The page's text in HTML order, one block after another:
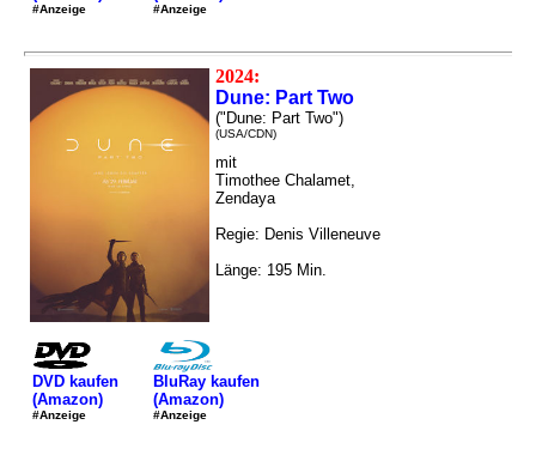
#Anzeige #Anzeige
2024:
Dune: Part Two
("Dune: Part Two")
(USA/CDN)
mit
Timothee Chalamet,
Zendaya
Regie: Denis Villeneuve
Länge: 195 Min.
DVD kaufen
(Amazon)
#Anzeige
BluRay kaufen
(Amazon)
#Anzeige